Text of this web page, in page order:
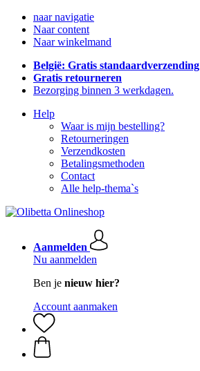
naar navigatie
Naar content
Naar winkelmand
België: Gratis standaardverzending
Gratis retourneren
Bezorging binnen 3 werkdagen.
Help
Waar is mijn bestelling?
Retourneringen
Verzendkosten
Betalingsmethoden
Contact
Alle help-thema`s
Aanmelden
Nu aanmelden
Ben je nieuw hier?
Account aanmaken